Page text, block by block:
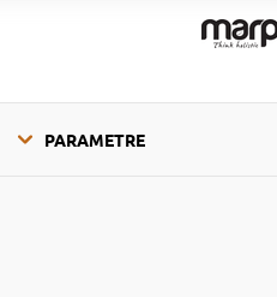
PARAMETRE